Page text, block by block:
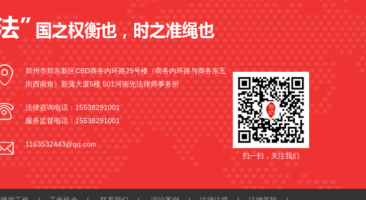
郑州市郑东新区CBD商务内环路29号楼（商务内环路与商务东五
街西南角）新蒲大厦5楼 501河南光法律师事务所
法律咨询电话：15538291001
服务监督电话：15538291001
1163532443@qq.com
扫一扫，关注我们